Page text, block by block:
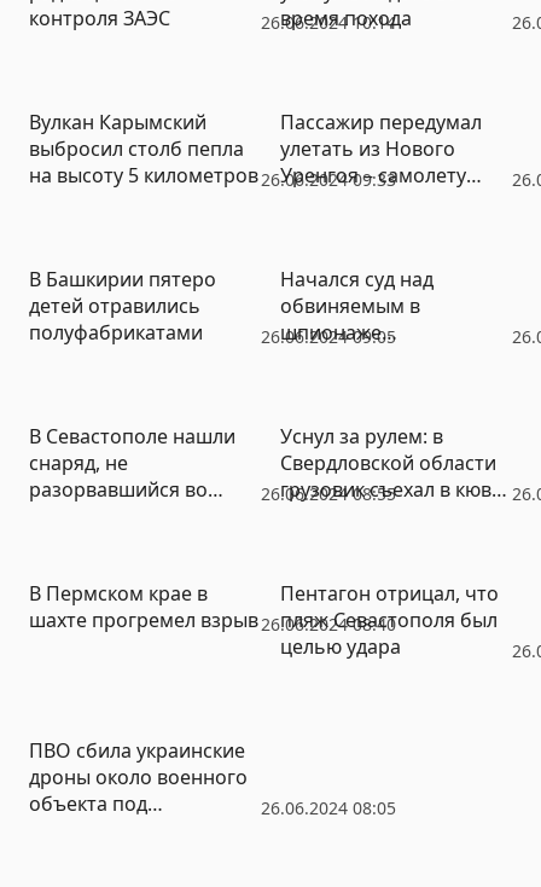
26.06.2024 10:14
контроля ЗАЭС
время похода
26.06.2024 09:33
Вулкан Карымский
выбросил столб пепла
на высоту 5 километров
Пассажир передумал
улетать из Нового
Уренгоя – самолету
26.06.2024 09:05
В Башкирии пятеро
детей отравились
полуфабрикатами
Начался суд над
обвиняемым в
шпионаже
26.06.2024 08:55
В Севастополе нашли
снаряд, не
разорвавшийся во
Уснул за рулем: в
Свердловской области
грузовик съехал в кювет
26.06.2024 08:40
В Пермском крае в
шахте прогремел взрыв
Пентагон отрицал, что
пляж Севастополя был
целью удара
26.06.2024 08:05
ПВО сбила украинские
дроны около военного
объекта под